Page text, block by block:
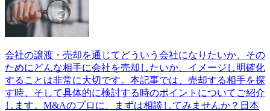
会社の譲渡・売却を通じてどういう会社になりたいか、その
ためにどんな相手に会社を売却したいか、イメージし明確化
することは非常に大切です。本記事では、売却する相手を探
す時、そして具体的に検討する時のポイントについてご紹介
します。M&Aのプロに、まずは相談してみませんか？日本